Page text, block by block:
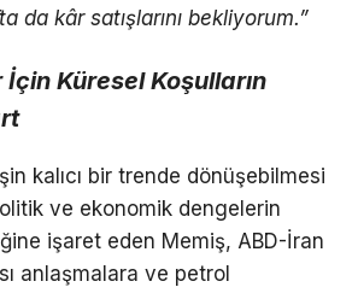
da kâr satışlarını bekliyorum.”
Küresel Koşulların
kalıcı bir trende dönüşebilmesi
ve ekonomik dengelerin
işaret eden Memiş, ABD-İran
anlaşmalara ve petrol